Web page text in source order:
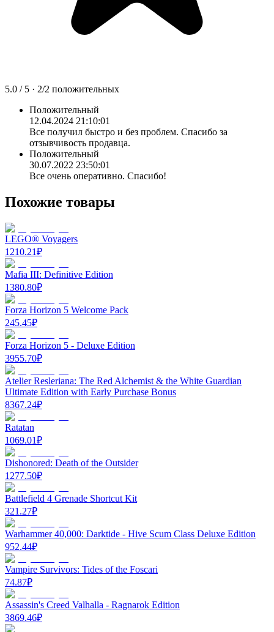
5.0 / 5 · 2/2 положительных
Положительный
12.04.2024 21:10:01
Все получил быстро и без проблем. Спасибо за
отзывчивость продавца.
Положительный
30.07.2022 23:50:01
Все очень оперативно. Спасибо!
Похожие товары
LEGO® Voyagers
1210.21₽
Mafia III: Definitive Edition
1380.80₽
Forza Horizon 5 Welcome Pack
245.45₽
Forza Horizon 5 - Deluxe Edition
3955.70₽
Atelier Resleriana: The Red Alchemist & the White Guardian
Ultimate Edition with Early Purchase Bonus
8367.24₽
Ratatan
1069.01₽
Dishonored: Death of the Outsider
1277.50₽
Battlefield 4 Grenade Shortcut Kit
321.27₽
Warhammer 40,000: Darktide - Hive Scum Class Deluxe Edition
952.44₽
Vampire Survivors: Tides of the Foscari
74.87₽
Assassin's Creed Valhalla - Ragnarok Edition
3869.46₽